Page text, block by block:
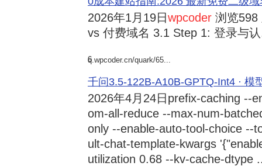
2026年1月19日wpcoder 浏览598
vs 付费域名 3.1 Step 1: 登录与
6
q.wpcoder.cn/quark/65...
千问3.5-122B-A10B-GPTQ-Int4 · 模
2026年4月24日 prefix-caching --
om-all-reduce --max-num-
only --enable-auto-tool-choice --
ult-chat-template-kwargs
utilization 0.68 --kv-cache-dtype